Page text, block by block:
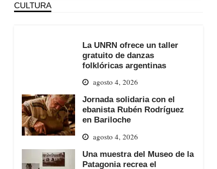
CULTURA
La UNRN ofrece un taller
gratuito de danzas
folklóricas argentinas
agosto 4, 2026
Jornada solidaria con el
ebanista Rubén Rodríguez
en Bariloche
agosto 4, 2026
Una muestra del Museo de la
Patagonia recrea el